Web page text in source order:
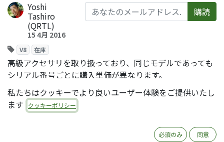
Yoshi
Tashiro
(QRTL)
15 4月 2016
購読
V8 在庫
高級アクセサリを取り扱っており、同じモデルであっても
シリアル番号ごとに購入単価が異なります。
Odooではシリアル番号ごとに異なる原価を持たせること
は可能ですか？
私たちはクッキーでより良いユーザー体験をご提供いたし
ます
クッキーポリシー
必須のみ 同意